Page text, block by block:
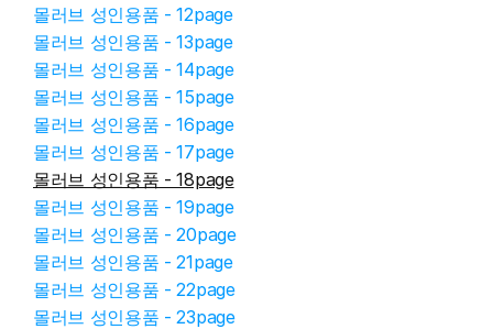
몰러브 성인용품 - 12page
몰러브 성인용품 - 13page
몰러브 성인용품 - 14page
몰러브 성인용품 - 15page
몰러브 성인용품 - 16page
몰러브 성인용품 - 17page
몰러브 성인용품 - 18page
몰러브 성인용품 - 19page
몰러브 성인용품 - 20page
몰러브 성인용품 - 21page
몰러브 성인용품 - 22page
몰러브 성인용품 - 23page